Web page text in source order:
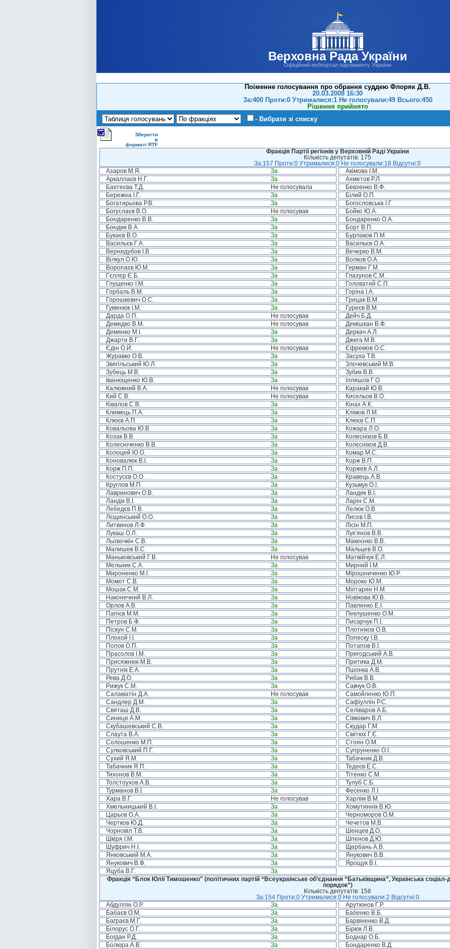
Верховна Рада України
Офіційний вебпортал парламенту України
Поіменне голосування про обрання суддею Флоряк Д.В.
20.03.2008 16:30
За:400 Проти:0 Утрималися:1 Не голосували:49 Всього:450
Рішення прийнято
- Вибрати зі списку
Зберегти
в
форматі RTF
Фракція Партії регіонів у Верховній Раді України
Кількість депутатів: 175
За:157 Проти:0 Утрималися:0 Не голосували:18 Відсутні:0
Азаров М.Я.
За Акімова І.М.
Аркаллаєв Н.Г.
За Ахметов Р.Л.
Бахтеєва Т.Д.
Не голосувала Бевзенко В.Ф.
Бережна І.Г.
За Білий О.П.
Богатирьова Р.В.
За Богословська І.Г.
Богуслаєв В.О.
Не голосував Бойко Ю.А.
Бондаренко В.В.
За Бондаренко О.А.
Бондик В.А.
За Борт В.П.
Букаєв В.О.
За Бурлаков П.М.
Васильєв Г.А.
За Васильєв О.А.
Вернидубов І.В.
За Вечерко В.М.
Вілкул О.Ю.
За Волков О.А.
Воропаєв Ю.М.
За Герман Г.М.
Гєллєр Є.Б.
За Глазунов С.М.
Глущенко І.М.
За Головатий С.П.
Горбаль В.М.
За Горіна І.А.
Горошкевич О.С.
За Грицак В.М.
Гуменюк І.М.
За Гуреєв В.М.
Дарда О.П.
Не голосував Дейч Б.Д.
Демидко В.М.
Не голосував Демішкан В.Ф.
Демянко М.І.
За Деркач А.Л.
Джарти В.Г.
За Джига М.В.
Єдін О.Й.
Не голосував Єфремов О.С.
Журавко О.В.
За Засуха Т.В.
Звягільський Ю.Л.
За Злочевський М.В.
Зубець М.В.
За Зубик В.В.
Іванющенко Ю.В.
За Ілляшов Г.О.
Калюжний В.А.
Не голосував Каракай Ю.В.
Кий С.В.
Не голосував Кисельов В.О.
Ківалов С.В.
За Кінах А.К.
Климець П.А.
За Клімов Л.М.
Клюєв А.П.
За Клюєв С.П.
Ковальова Ю.В.
За Кожара Л.О.
Козак В.В.
За Колесніков Б.В.
Колесніченко В.В.
За Колєсніков Д.В.
Колоцей Ю.О.
За Комар М.С.
Коновалюк В.І.
За Корж В.П.
Корж П.П.
За Коржев А.Л.
Костусєв О.О.
За Кравець А.В.
Круглов М.П.
За Кузьмук О.І.
Лавринович О.В.
За Ландик В.І.
Ландік В.І.
За Ларін С.М.
Лебедєв П.В.
За Лелюк О.В.
Лєщинський О.О.
За Лисов І.В.
Литвинов Л.Ф.
За Лісін М.П.
Лукаш О.Л.
За Лук’янов В.В.
Льовочкін С.В.
За Макеєнко В.В.
Малишев В.С.
За Мальцев В.О.
Маньковський Г.В.
Не голосував Матвійчук Е.Л.
Мельник С.А.
За Мирний І.М.
Мироненко М.І.
За Мірошниченко Ю.Р.
Момот С.В.
За Мороко Ю.М.
Мошак С.М.
За Мхітарян Н.М.
Наконечний В.Л.
За Новікова Ю.В.
Орлов А.В.
За Павленко Е.І.
Папієв М.М.
За Пеклушенко О.М.
Петров Б.Ф.
За Писарчук П.І.
Піскун С.М.
За Плотніков О.В.
Плохой І.І.
За Попеску І.В.
Попов О.П.
За Потапов В.І.
Прасолов І.М.
За Пригодський А.В.
Присяжнюк М.В.
За Притика Д.М.
Прутнік Е.А.
За Пшонка А.В.
Рева Д.О.
За Рибак В.В.
Рижук С.М.
За Савчук О.В.
Саламатін Д.А.
Не голосував Самойленко Ю.П.
Сандлер Д.М.
За Сафіуллін Р.С.
Святаш Д.В.
За Селіваров А.Б.
Синиця А.М.
За Сівкович В.Л.
Скубашевський С.В.
За Скудар Г.М.
Слаута В.А.
За Смітюх Г.Є.
Солошенко М.П.
За Стоян О.М.
Сулковський П.Г.
За Супруненко О.І.
Сухий Я.М.
За Табачник Д.В.
Табачник Я.П.
За Тедеєв Е.С.
Тихонов В.М.
За Тітенко С.М.
Толстоухов А.В.
За Тулуб С.Б.
Турманов В.І.
За Фесенко Л.І.
Хара В.Г.
Не голосував Харлім В.М.
Хмельницький В.І.
За Хомутиннік В.Ю.
Царьов О.А.
За Черноморов О.М.
Чертков Ю.Д.
За Чечетов М.В.
Чорновіл Т.В.
За Шенцев Д.О.
Шкіря І.М.
За Шпенов Д.Ю.
Шуфрич Н.І.
За Щербань А.В.
Янковський М.А.
За Янукович В.В.
Янукович В.Ф.
За Ярощук В.І.
Яцуба В.Г.
За
Фракція “Блок Юлії Тимошенко" (політичних партій “Всеукраїнське об’єднання “Батьківщина”, Українська
порядок”)
Кількість депутатів: 156
За:154 Проти:0 Утрималися:0 Не голосували:2 Відсутні:0
Абдуллін О.Р.
За Арутюнов Г.Р.
Бабаєв О.М.
За Бабенко В.Б.
Баграєв М.Г.
За Барвіненко В.Д.
Білорус О.Г.
За Бірюк Л.В.
Богдан Р.Д.
За Боднар О.Б.
Болюра А.В.
За Бондаренко В.Д.